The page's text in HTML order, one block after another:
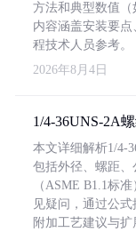
方法和典型数值（
内容涵盖安装要
程技术人员参考。
2026年8月4日
1/4-36UNS-2A
本文详细解析1/4-
包括外径、螺距
（ASME B1.1标
见疑问，通过公
附加工艺建议与扩